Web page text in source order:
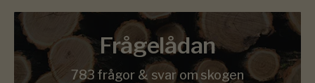
Frågelådan
783 frågor & svar om skogen